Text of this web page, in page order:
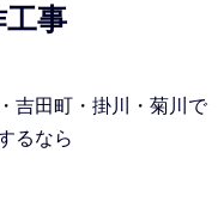
工事
吉田町・掛川・菊川で
るなら